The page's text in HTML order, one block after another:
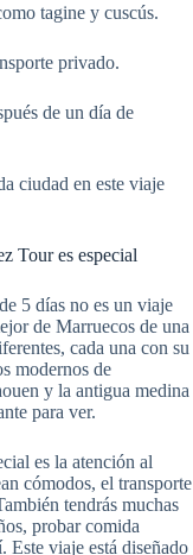
tagine y cuscús.
privado.
de un día de
ciudad en este viaje
Tour es especial
5 días no es un viaje
de Marruecos de una
cada una con su
modernos de
y la antigua medina
para ver.
es la atención al
cómodos, el transporte
tendrás muchas
probar comida
Este viaje está diseñado